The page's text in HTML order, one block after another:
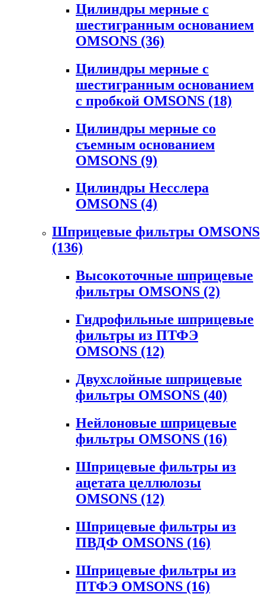
Цилиндры мерные с
шестигранным основанием
OMSONS (36)
Цилиндры мерные с
шестигранным основанием
с пробкой OMSONS (18)
Цилиндры мерные со
съемным основанием
OMSONS (9)
Цилиндры Несслера
OMSONS (4)
Шприцевые фильтры OMSONS
(136)
Высокоточные шприцевые
фильтры OMSONS (2)
Гидрофильные шприцевые
фильтры из ПТФЭ
OMSONS (12)
Двухслойные шприцевые
фильтры OMSONS (40)
Нейлоновые шприцевые
фильтры OMSONS (16)
Шприцевые фильтры из
ацетата целлюлозы
OMSONS (12)
Шприцевые фильтры из
ПВДФ OMSONS (16)
Шприцевые фильтры из
ПТФЭ OMSONS (16)